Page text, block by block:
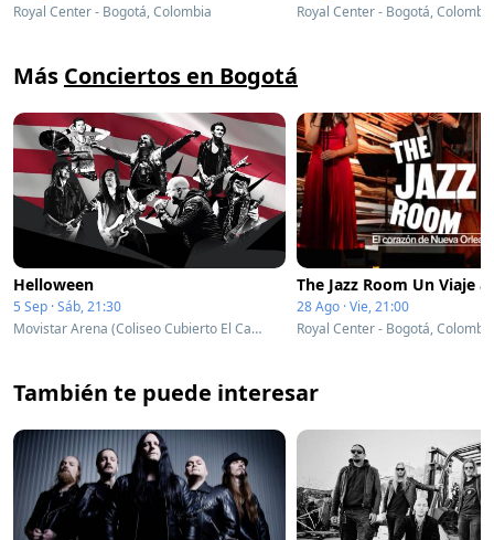
Royal Center - Bogotá, Colombia
Royal Center - Bogotá, Colombia
Más Conciertos en Bogotá
Helloween
5 Sep · Sáb, 21:30
Movistar Arena (Coliseo Cubierto El Campin) - Bogotá, Colombia
28 Ago · Vie, 21:00
Royal Center - Bogotá, Colombia
También te puede interesar